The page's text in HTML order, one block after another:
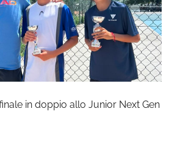
in doppio allo Junior Next Gen